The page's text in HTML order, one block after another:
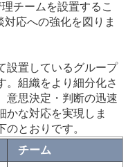
チームを設置するこ
対応への強化を図りま
設置しているグループ
。組織をより細分化さ
意思決定・判断の迅速
かな対応を実現しま
とおりです。
チーム